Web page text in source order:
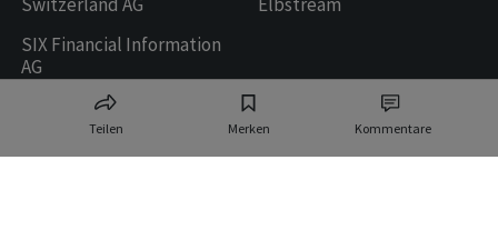
Teilen Merken Kommentare
SIX Financial Information
AG